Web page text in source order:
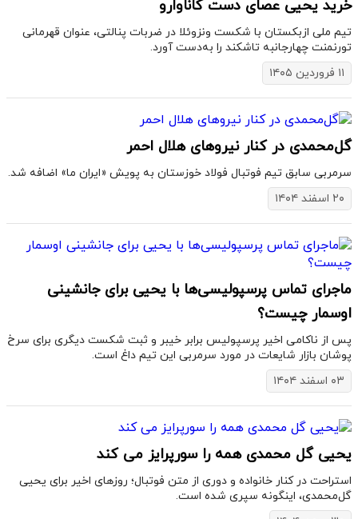
خرید یحیی عصای دست کاناوارو
تیم ملی ازبکستان با شکست ونزوئلا در ضربات پنالتی، عنوان قهرمانی
تورنمنت چهارجانبه تاشکند را به‌دست آورد.
۱۱ فروردین ۱۴۰۵
گل‌محمدی در کنار نیروهای هلال احمر
سرمربی سابق تیم فوتبال فولاد خوزستان به پویش «ایران ما» اضافه شد.
۲۰ اسفند ۱۴۰۴
ماجرای تماس پرسپولیسی‌ها با یحیی برای جانشینی
اوسمار چیست؟
پس از ناکامی اخیر پرسپولیس برابر خیبر و ثبت شکست دیگری برای سرخ
پوشان بازار شایعات در مورد سرمربی این تیم داغ است.
۰۳ اسفند ۱۴۰۴
یحیی گل محمدی همه را سورپرایز می کند
استراحت در کنار خانواده و دوری از متن فوتبال؛ روزهای اخیر برای یحیی
گل‌محمدی، اینگونه سپری شده است.